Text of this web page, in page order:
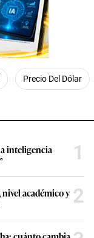
Precio Del Dólar
inteligencia
1
académico y 2